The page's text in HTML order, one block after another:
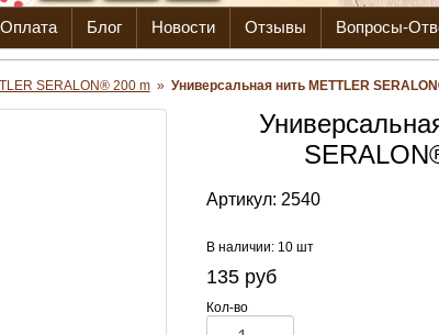
Оплата Блог Новости Отзывы Вопросы-
SERALON® 200 m » Универсальная нить METTLER
Артикул: 2540
В наличии: 10 шт
135 руб
Кол-во